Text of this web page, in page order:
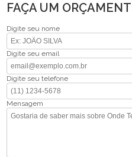
FAÇA UM
Digite seu nome
Digite seu email
Digite seu telefone
Mensagem